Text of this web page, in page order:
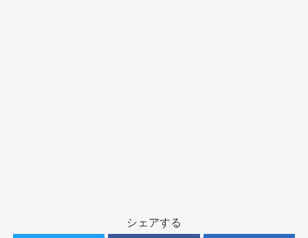
シェアする